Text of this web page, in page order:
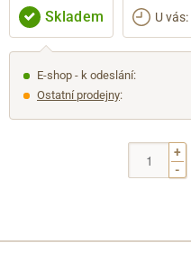
Skladem U vás:
E-shop - k odeslání:
Ostatní prodejny:
+
-